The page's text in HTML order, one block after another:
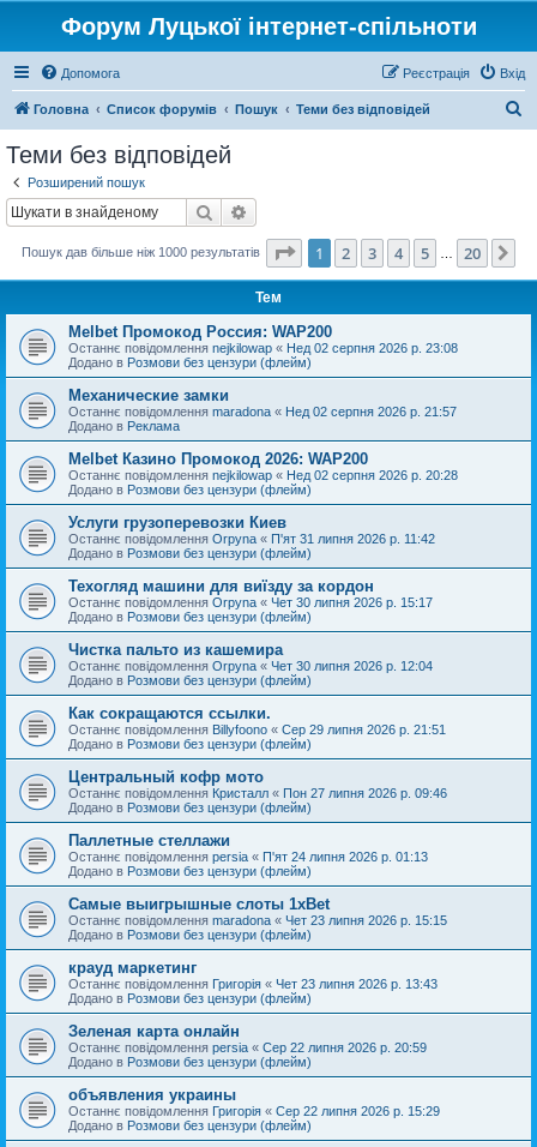
Форум Луцької інтернет-спільноти
Допомога Вхід
Реєстрація
Головна Список форумів Пошук Теми без відповідей
Теми без відповідей
Розширений пошук
Пошук
Пошук дав більше ніж 1000 результатів Сторінка 1 20
1 2 3 4 5 20
Тем
Melbet Промокод Россия: WAP200
Останнє повідомлення nejkilowap « Нед 02 серпня 2026 р. 23:08
Додано в Розмови без цензури (флейм)
Механические замки
Останнє повідомлення maradona « Нед 02 серпня 2026 р. 21:57
Додано в Реклама
Melbet Казино Промокод 2026: WAP200
Останнє повідомлення nejkilowap « Нед 02 серпня 2026 р. 20:28
Додано в Розмови без цензури (флейм)
Услуги грузоперевозки Киев
Останнє повідомлення Orpyna « П'ят 31 липня 2026 р. 11:42
Додано в Розмови без цензури (флейм)
Техогляд машини для виїзду за кордон
Останнє повідомлення Orpyna « Чет 30 липня 2026 р. 15:17
Додано в Розмови без цензури (флейм)
Чистка пальто из кашемира
Останнє повідомлення Orpyna « Чет 30 липня 2026 р. 12:04
Додано в Розмови без цензури (флейм)
Как сокращаются ссылки.
Останнє повідомлення Billyfoono « Сер 29 липня 2026 р. 21:51
Додано в Розмови без цензури (флейм)
Центральный кофр мото
Останнє повідомлення Кристалл « Пон 27 липня 2026 р. 09:46
Додано в Розмови без цензури (флейм)
Паллетные стеллажи
Останнє повідомлення persia « П'ят 24 липня 2026 р. 01:13
Додано в Розмови без цензури (флейм)
Самые выигрышные слоты 1xBet
Останнє повідомлення maradona « Чет 23 липня 2026 р. 15:15
Додано в Розмови без цензури (флейм)
крауд маркетинг
Останнє повідомлення Григорія « Чет 23 липня 2026 р. 13:43
Додано в Розмови без цензури (флейм)
Зеленая карта онлайн
Останнє повідомлення persia « Сер 22 липня 2026 р. 20:59
Додано в Розмови без цензури (флейм)
объявления украины
Останнє повідомлення Григорія « Сер 22 липня 2026 р. 15:29
Додано в Розмови без цензури (флейм)